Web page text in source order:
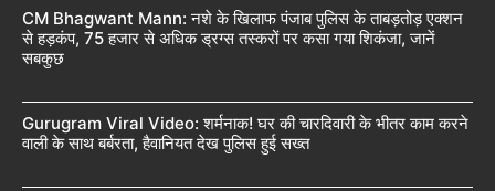
CM Bhagwant Mann: नशे के खिलाफ पंजाब पुलिस के ताबड़तोड़ एक्शन
से हड़कंप, 75 हजार से अधिक ड्रग्स तस्करों पर कसा गया शिकंजा, जानें
सबकुछ
Gurugram Viral Video: शर्मनाक! घर की चारदिवारी के भीतर काम करने
वाली के साथ बर्बरता, हैवानियत देख पुलिस हुई सख्त